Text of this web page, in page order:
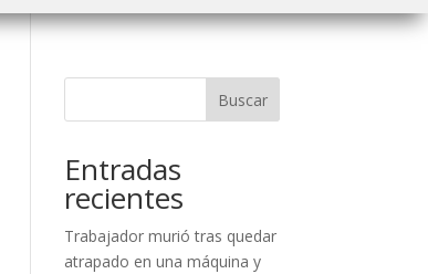
Buscar
Entradas
recientes
Trabajador murió tras quedar
atrapado en una máquina y